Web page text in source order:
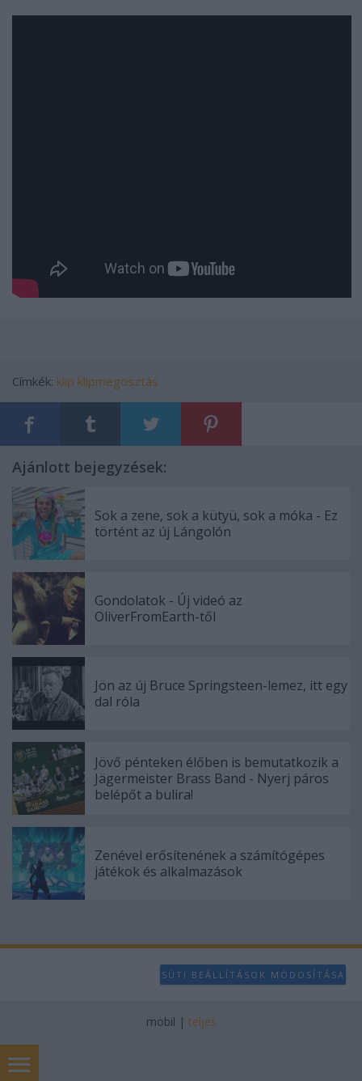
Címkék: klip klipmegosztás
Ajánlott bejegyzések:
Sok a zene, sok a kütyü, sok a móka - Ez
történt az új Lángolón
Gondolatok - Új videó az
OliverFromEarth-től
Jön az új Bruce Springsteen-lemez, itt egy
dal róla
Jövő pénteken élőben is bemutatkozik a
Jägermeister Brass Band - Nyerj páros
belépőt a bulira!
Zenével erősítenének a számítógépes
játékok és alkalmazások
SÜTI BEÁLLÍTÁSOK MÓDOSÍTÁSA
mobil | teljes